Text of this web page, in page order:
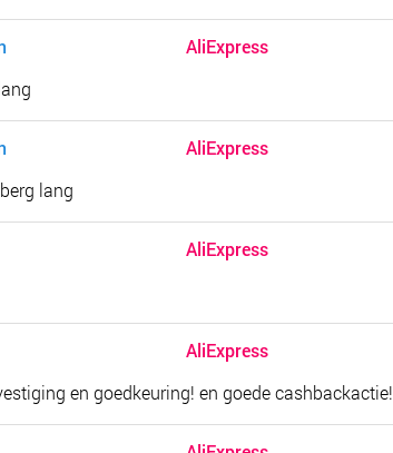
AliExpress
AliExpress
lang
AliExpress
AliExpress
en goedkeuring! en goede cashbackactie!